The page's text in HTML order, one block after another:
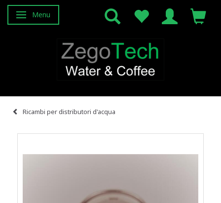
Attiva/disattiva navigazione
Menu
Ricambi per distributori d'acqua